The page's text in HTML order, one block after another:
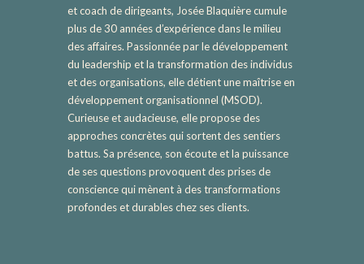
et coach de dirigeants, Josée Blaquière cumule
plus de 30 années d’expérience dans le milieu
des affaires. Passionnée par le développement
du leadership et la transformation des individus
et des organisations, elle détient une maîtrise en
développement organisationnel (MSOD).
Curieuse et audacieuse, elle propose des
approches concrètes qui sortent des sentiers
battus. Sa présence, son écoute et la puissance
de ses questions provoquent des prises de
conscience qui mènent à des transformations
profondes et durables chez ses clients.